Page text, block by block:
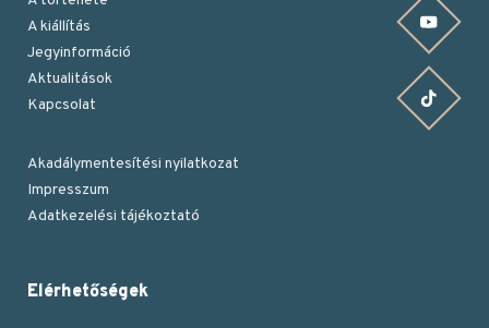
YouTube csatornánk
TikTok oldalunk
A kiállítás
Jegyinformáció
Aktualitások
Kapcsolat
Lábléc
Akadálymentesítési nyilatkozat
Impresszum
Adatkezelési tájékoztató
Elérhetőségek